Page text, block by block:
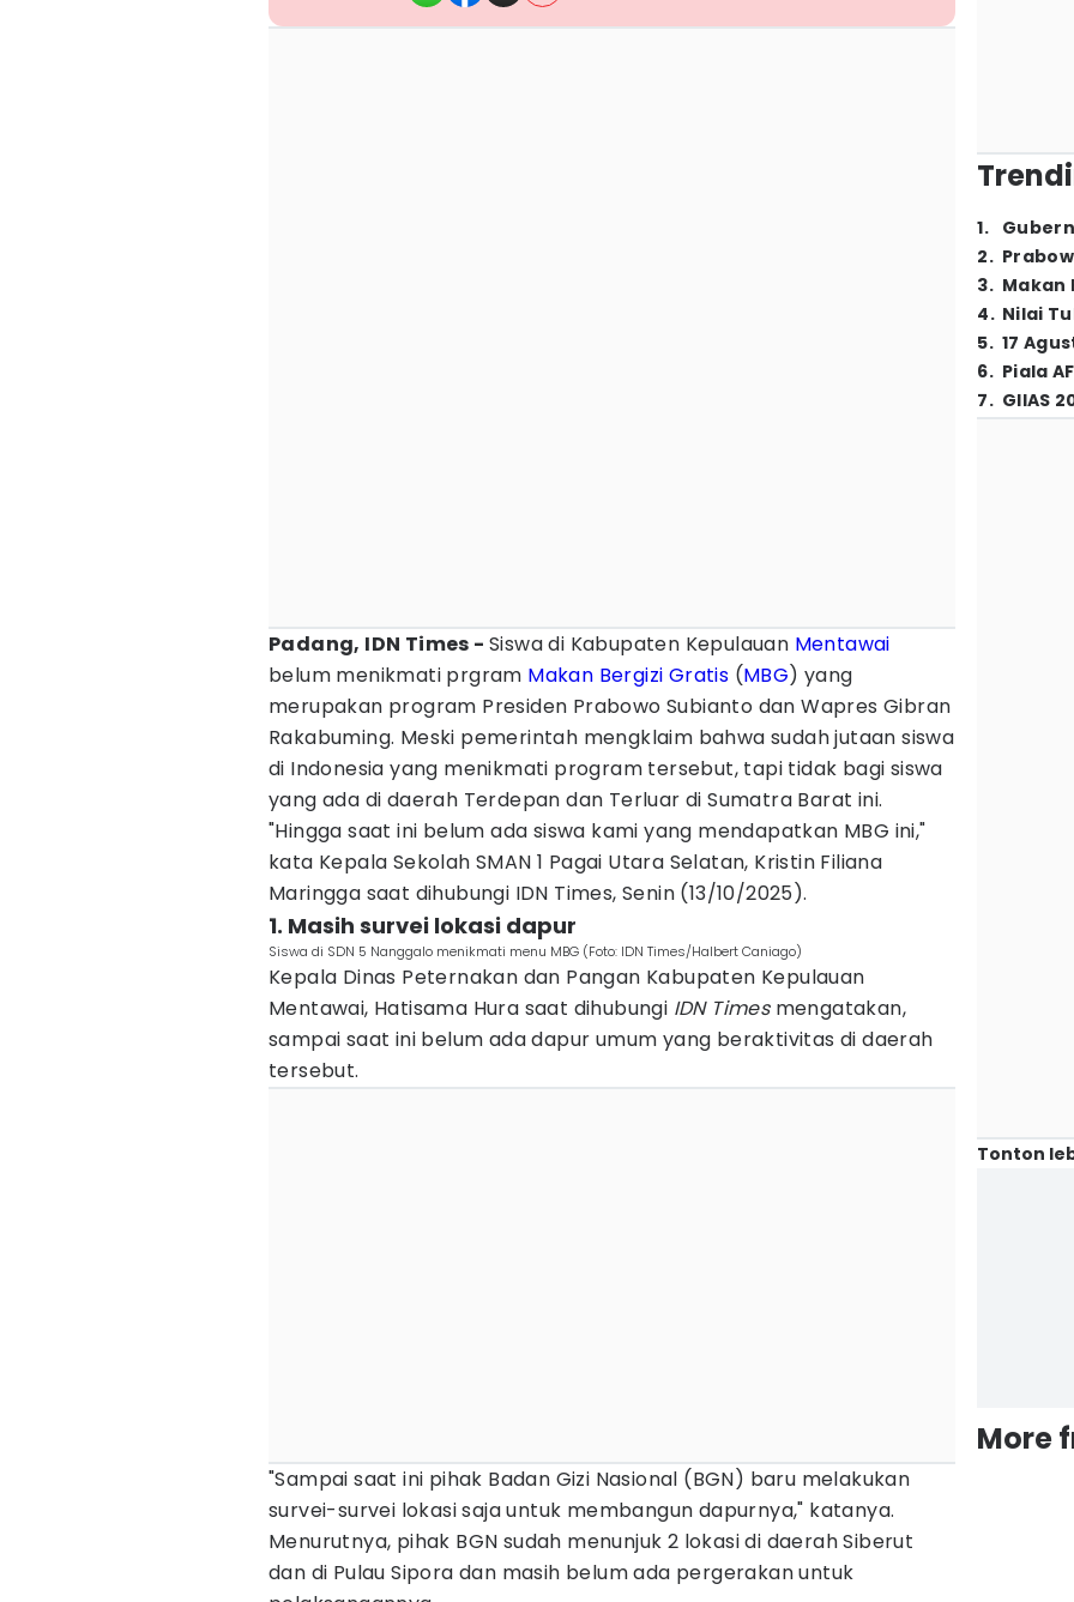
Padang, IDN Times - Siswa di Kabupaten Kepulauan Mentawai
belum menikmati prgram Makan Bergizi Gratis (MBG) yang
merupakan program Presiden Prabowo Subianto dan Wapres Gibran
Rakabuming. Meski pemerintah mengklaim bahwa sudah jutaan siswa
di Indonesia yang menikmati program tersebut, tapi tidak bagi siswa
yang ada di daerah Terdepan dan Terluar di Sumatra Barat ini.
"Hingga saat ini belum ada siswa kami yang mendapatkan MBG ini,"
kata Kepala Sekolah SMAN 1 Pagai Utara Selatan, Kristin Filiana
Maringga saat dihubungi IDN Times, Senin (13/10/2025).
1. Masih survei lokasi dapur
Siswa di SDN 5 Nanggalo menikmati menu MBG (Foto: IDN Times/Halbert Caniago)
Kepala Dinas Peternakan dan Pangan Kabupaten Kepulauan
Mentawai, Hatisama Hura saat dihubungi IDN Timesmengatakan,
sampai saat ini belum ada dapur umum yang beraktivitas di daerah
tersebut.
"Sampai saat ini pihak Badan Gizi Nasional (BGN) baru melakukan
survei-survei lokasi saja untuk membangun dapurnya," katanya.
Menurutnya, pihak BGN sudah menunjuk 2 lokasi di daerah Siberut
dan di Pulau Sipora dan masih belum ada pergerakan untuk
1.
2.
3. Makan
4. Nilai
5. 17
6. Piala
7. GIIAS
Tonton
More